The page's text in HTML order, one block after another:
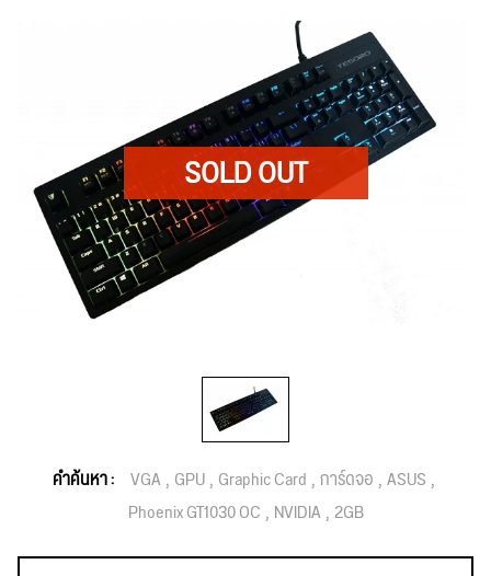
คำค้นหา : VGA GPU Graphic Card การ์ดจอ ASUS
Phoenix GT1030 OC NVIDIA 2GB